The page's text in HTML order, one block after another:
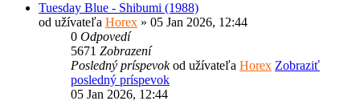
Tuesday Blue - Shibumi (1988)
od užívateľa Horex » 05 Jan 2026, 12:44
0 Odpovedí
5671 Zobrazení
Posledný príspevokod užívateľa Horex Zobraziť
posledný príspevok
05 Jan 2026, 12:44